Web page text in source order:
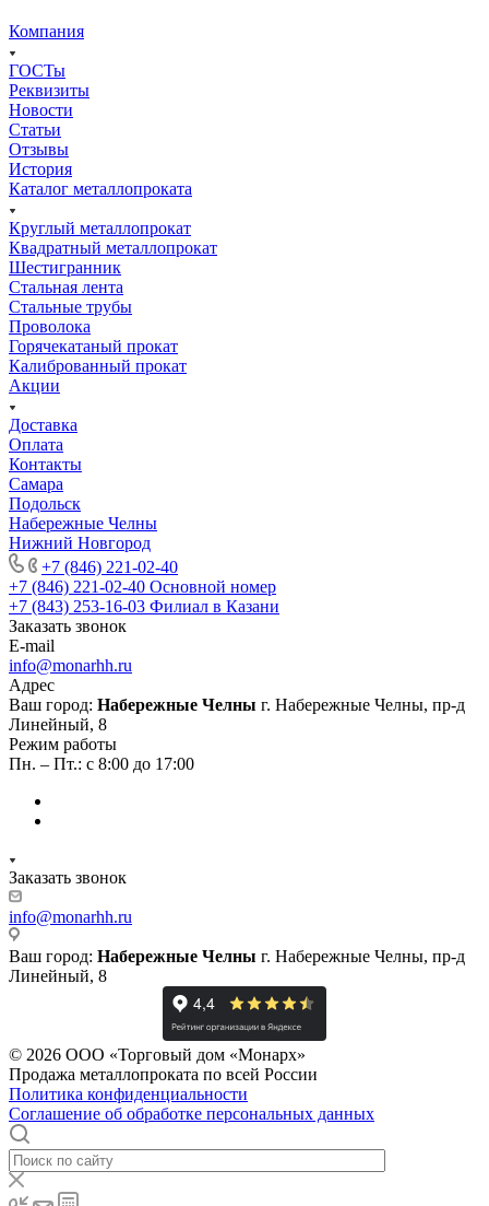
Компания
ГОСТы
Реквизиты
Новости
Статьи
Отзывы
История
Каталог металлопроката
Круглый металлопрокат
Квадратный металлопрокат
Шестигранник
Стальная лента
Стальные трубы
Проволока
Горячекатаный прокат
Калиброванный прокат
Акции
Доставка
Оплата
Контакты
Самара
Подольск
Набережные Челны
Нижний Новгород
+7 (846) 221-02-40
+7 (846) 221-02-40 Основной номер
+7 (843) 253-16-03 Филиал в Казани
Заказать звонок
E-mail
info@monarhh.ru
Адрес
Ваш город: Набережные Челны г. Набережные Челны, пр-д
Линейный, 8
Режим работы
Пн. – Пт.: с 8:00 до 17:00
Заказать звонок
info@monarhh.ru
Ваш город: Набережные Челны г. Набережные Челны, пр-д
Линейный, 8
© 2026 ООО «Торговый дом «Монарх»
Продажа металлопроката по всей России
Политика конфиденциальности
Соглашение об обработке персональных данных